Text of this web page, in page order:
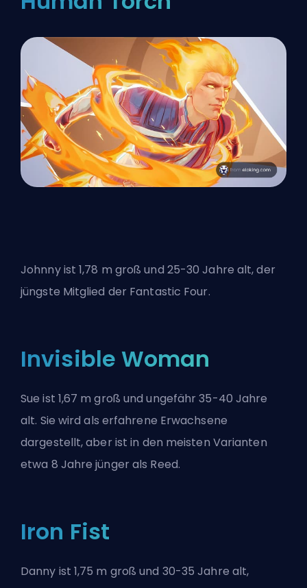
Johnny ist 1,78 m groß und 25-30 Jahre alt, der
jüngste Mitglied der Fantastic Four.
Invisible Woman
Sue ist 1,67 m groß und ungefähr 35-40 Jahre
alt. Sie wird als erfahrene Erwachsene
dargestellt, aber ist in den meisten Varianten
etwa 8 Jahre jünger als Reed.
Iron Fist
Danny ist 1,75 m groß und 30-35 Jahre alt,